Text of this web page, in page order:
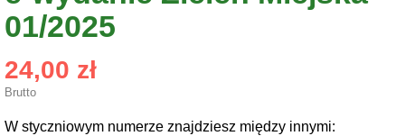
01/2025
24,00 zł
Brutto
W styczniowym numerze znajdziesz między innymi: